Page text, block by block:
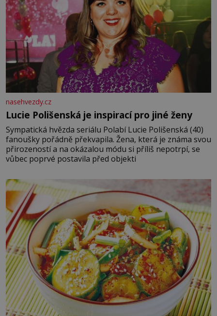
nasehvezdy.cz
Lucie Polišenská je inspirací pro jiné ženy
Sympatická hvězda seriálu Polabí Lucie Polišenská (40)
fanoušky pořádně překvapila. Žena, která je známa svou
přirozeností a na okázalou módu si příliš nepotrpí, se
vůbec poprvé postavila před objekti